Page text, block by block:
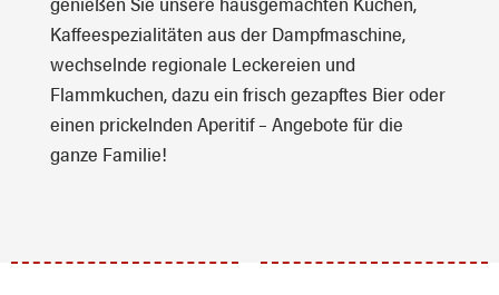
Kaffeespezialitäten aus der Dampfmaschine,
wechselnde regionale Leckereien und
Flammkuchen, dazu ein frisch gezapftes Bier oder
einen prickelnden Aperitif – Angebote für die
ganze Familie!